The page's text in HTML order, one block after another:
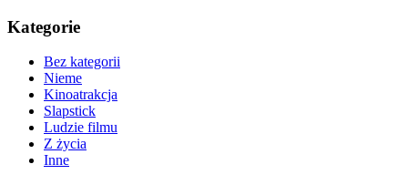
Kategorie
Bez kategorii
Nieme
Kinoatrakcja
Slapstick
Ludzie filmu
Z życia
Inne